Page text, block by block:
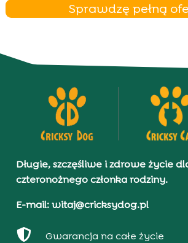
Sprawdzę pełną
Długie, szczęśliwe i zdrowe życie
czteronożnego członka rodziny.
E-mail: witaj@cricksydog.pl
 Gwarancja na całe życie